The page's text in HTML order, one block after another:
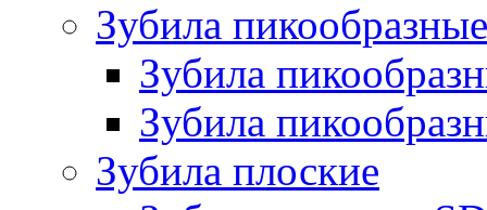
Зубила пикообразные
Зубила
Зубила
Зубила плоские